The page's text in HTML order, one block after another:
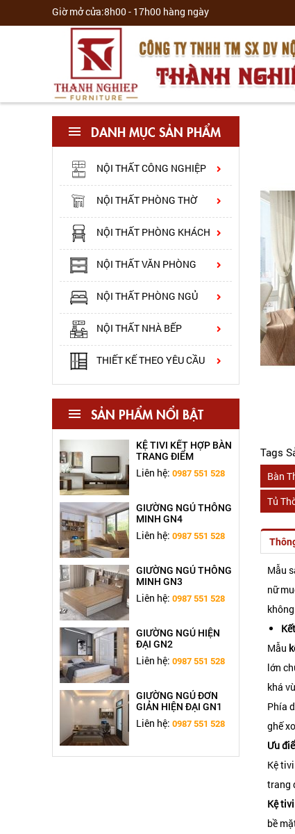
Giờ mở cửa:8h00 - 17h00 hàng ngày
DANH MỤC SẢN PHẨM
NỘI THẤT CÔNG NGHIỆP
NỘI THẤT PHÒNG THỜ
NỘI THẤT PHÒNG KHÁCH
NỘI THẤT VĂN PHÒNG
NỘI THẤT PHÒNG NGỦ
NỘI THẤT NHÀ BẾP
THIẾT KẾ THEO YÊU CẦU
SẢN PHẨM NỔI BẬT
TỦ QUẦN ÁO 3 CÁNH
ĐƠN GIẢN TA4
Liên hệ:
TỦ QUẦN ÁO TA3
Liên hệ:0987 551 528
TỦ QUẦN ÁO TA2
MẪU TỦ ÁO TA1
BÀN THỜ THIẾT KẾ
TN345
Liên hệ:0987 551 528
KỆ TIVI GỖ CÔNG
Liên hệ:0987 551 528
KỆ TIVI KẾT HỢP BÀN
TRANG ĐIỂM
Liên hệ: 0987 551 528
GIƯỜNG NGỦ THÔNG
MINH GN4
Liên hệ: 0987 551 528
GIƯỜNG NGỦ THÔNG
MINH GN3
Liên hệ: 0987 551 528
GIƯỜNG NGỦ HIỆN
ĐẠI GN2
Liên hệ: 0987 551 528
GIƯỜNG NGỦ ĐƠN
GIẢN HIỆN ĐẠI GN1
Liên hệ: 0987 551 528
TỦ BẾP HIỆN ĐẠI TB4
Tags
Bàn
Tủ
Mẫu
nữ
Mẫu
lớn
khá
Phía
ghế
Ưu
Kệ
trang
Kệ
bề